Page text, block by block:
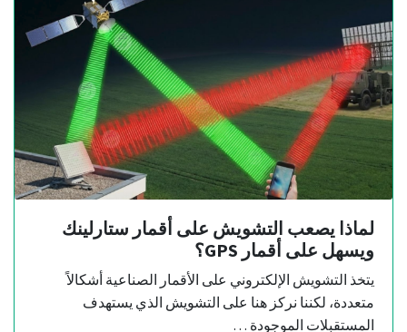
لماذا يصعب التشويش على أقمار ستارلينك
ويسهل على أقمار GPS؟
يتخذ التشويش الإلكتروني على الأقمار الصناعية أشكالاً
متعددة، لكننا نركز هنا على التشويش الذي يستهدف
المستقبلات الموجودة …